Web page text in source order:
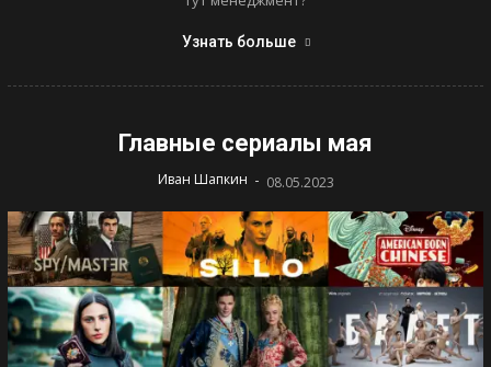
Узнать больше
Главные сериалы мая
Иван Шапкин - 08.05.2023